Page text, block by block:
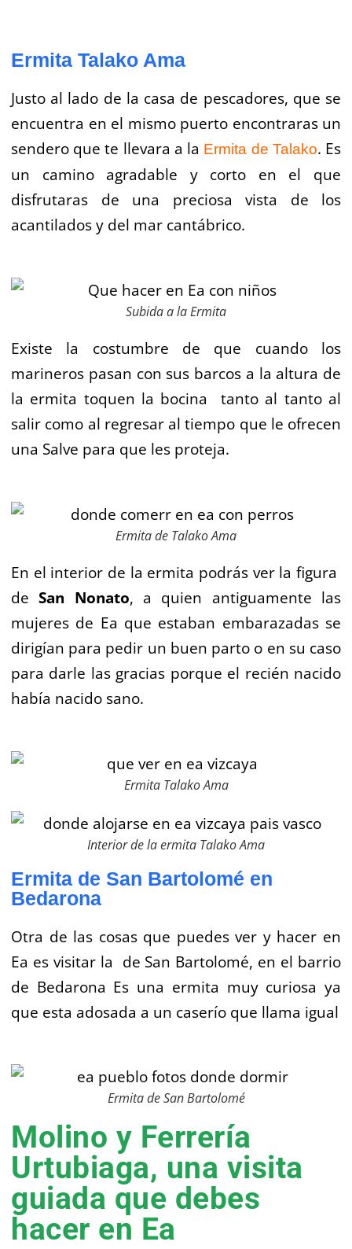
Ermita Talako Ama
Justo al lado de la casa de pescadores, que se
encuentra en el mismo puerto encontraras un
sendero que te llevara a la Ermita de Talako. Es
un camino agradable y corto en el que
disfrutaras de una preciosa vista de los
acantilados y del mar cantábrico.
Subida a la Ermita
Existe la costumbre de que cuando los
marineros pasan con sus barcos a la altura de
la ermita toquen la bocina tanto al tanto al
salir como al regresar al tiempo que le ofrecen
una Salve para que les proteja.
Ermita de Talako Ama
En el interior de la ermita podrás ver la figura
deSan Nonato, a quien antiguamente las
mujeres de Ea que estaban embarazadas se
dirigían para pedir un buen parto o en su caso
para darle las gracias porque el recién nacido
había nacido sano.
Ermita Talako Ama
Interior de la ermita Talako Ama
Ermita de San Bartolomé en
Bedarona
Otra de las cosas que puedes ver y hacer en
Ea es visitar la de San Bartolomé, en el barrio
de Bedarona Es una ermita muy curiosa ya
que esta adosada a un caserío que llama igual
Ermita de San Bartolomé
Molino y Ferrería
Urtubiaga, una visita
guiada que debes
hacer en Ea